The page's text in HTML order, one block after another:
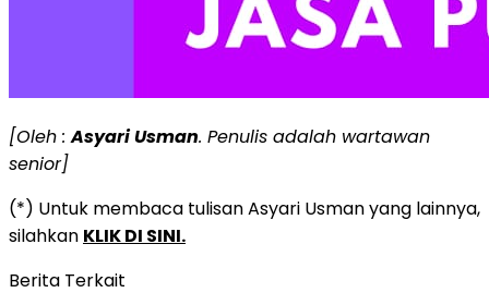
[Oleh :Asyari Usman. Penulis adalah wartawan
senior]
(*) Untuk membaca tulisan Asyari Usman yang lainnya,
silahkan KLIK DI SINI.
Berita Terkait